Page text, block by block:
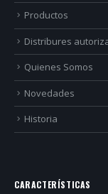
Productos
Distribures
Quienes Somos
Novedades
Historia
CARACTERÍSTICAS